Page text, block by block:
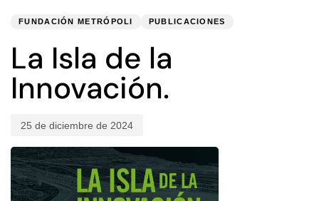
FUNDACIÓN METRÓPOLI PUBLICACIONES
La Isla de la
Innovación.
25 de diciembre de 2024